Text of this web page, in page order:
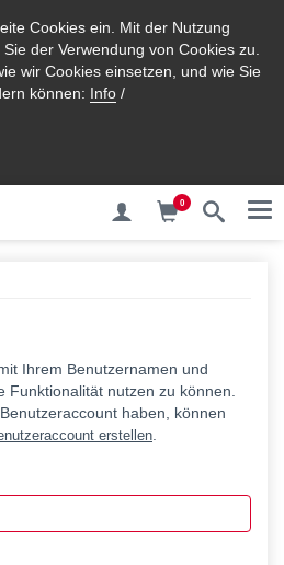
Cookies ein. Mit der Nutzung
der Verwendung von Cookies zu.
wir Cookies einsetzen, und wie Sie
können: Info /
0
Ihrem Benutzernamen und
Funktionalität nutzen zu können.
haben, können
erstellen